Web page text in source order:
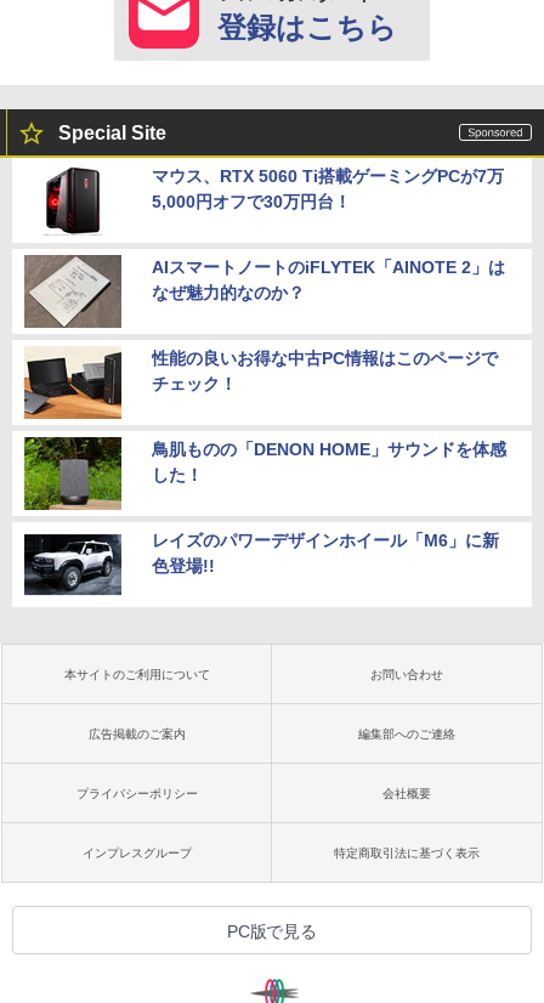
登録はこちら
Special Site
マウス、RTX 5060 Ti搭載ゲーミングPCが7万
5,000円オフで30万円台！
AIスマートノートのiFLYTEK「AINOTE 2」は
なぜ魅力的なのか？
性能の良いお得な中古PC情報はこのページで
チェック！
鳥肌ものの「DENON HOME」サウンドを体感
した！
レイズのパワーデザインホイール「M6」に新
色登場!!
本サイトのご利用について お問い合わせ
広告掲載のご案内 編集部へのご連絡
プライバシーポリシー 会社概要
インプレスグループ 特定商取引法に基づく表示
PC版で見る